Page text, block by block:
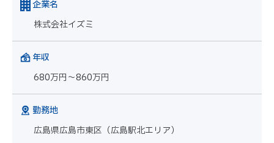
企業名
株式会社イズミ
年収
680万円～860万円
勤務地
広島県広島市東区（広島駅北エリア）